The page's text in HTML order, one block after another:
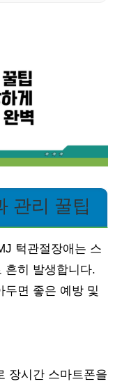
관리 꿀팁
턱관절장애는 스
흔히 발생합니다.
두면 좋은 예방 및
장시간 스마트폰을